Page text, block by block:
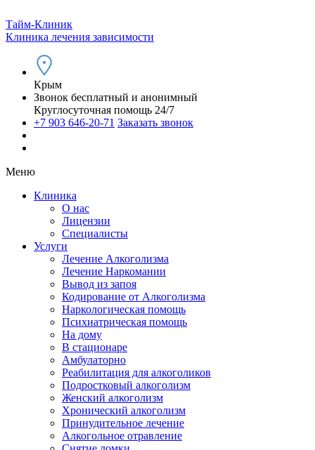
Тайм-Клиник
Клиника лечения зависимости
Крым
Звонок бесплатный и анонимный
Круглосуточная помощь 24/7
+7 903 646-20-71 Заказать звонок
Меню
Клиника
О нас
Лицензии
Специалисты
Услуги
Лечение Алкоголизма
Лечение Наркомании
Вывод из запоя
Кодирование от Алкоголизма
Наркологическая помощь
Психиатрическая помощь
На дому
В стационаре
Амбулаторно
Реабилитация для алкоголиков
Подростковый алкоголизм
Женский алкоголизм
Хронический алкоголизм
Принудительное лечение
Алкогольное отравление